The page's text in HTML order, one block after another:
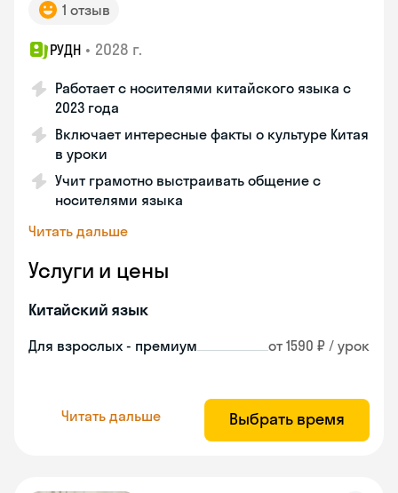
1 отзыв
РУДН • 2028 г.
Работает с носителями китайского языка с
2023 года
Включает интересные факты о культуре Китая
в уроки
Учит грамотно выстраивать общение с
носителями языка
Читать дальше
Услуги и цены
Китайский язык
Для взрослых - премиум от 1590 ₽ / урок
Читать дальше Выбрать время